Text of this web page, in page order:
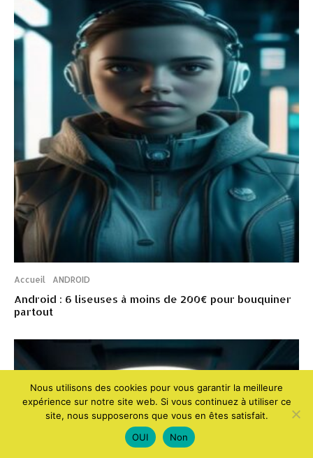
Accueil ANDROID
Android : 6 liseuses à moins de 200€ pour bouquiner
partout
Nous utilisons des cookies pour vous garantir la meilleure
expérience sur notre site web. Si vous continuez à utiliser ce
site, nous supposerons que vous en êtes satisfait.
OUI
Non